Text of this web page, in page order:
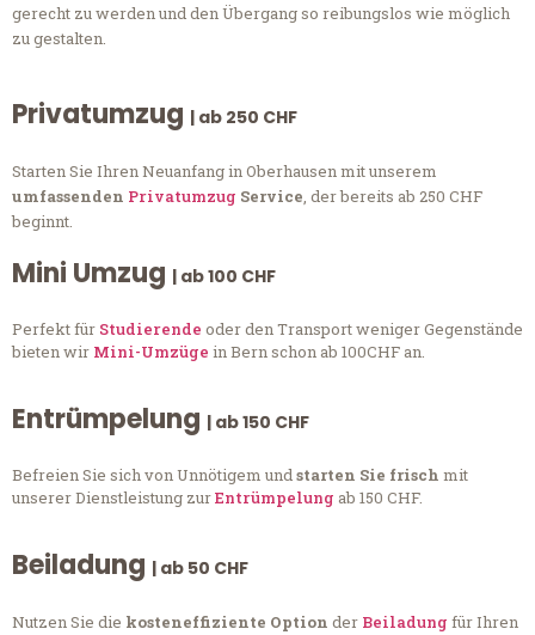
gerecht zu werden und den Übergang so reibungslos wie möglich
zu gestalten.
Privatumzug | ab 250 CHF
Starten Sie Ihren Neuanfang in Oberhausen mit unserem
umfassenden Privatumzug Service, der bereits ab 250 CHF
beginnt.
Mini Umzug | ab 100 CHF
Perfekt für Studierende oder den Transport weniger Gegenstände
bieten wir Mini-Umzüge in Bern schon ab 100CHF an.
Entrümpelung | ab 150 CHF
Befreien Sie sich von Unnötigem undstarten Sie frisch mit
unserer Dienstleistung zurEntrümpelung ab 150 CHF.
Beiladung | ab 50 CHF
Nutzen Sie die kosteneffiziente Option der Beiladung für Ihren